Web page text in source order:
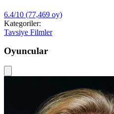
6.4/10 (77,469 oy)
Kategoriler:
Tavsiye Filmler
Oyuncular